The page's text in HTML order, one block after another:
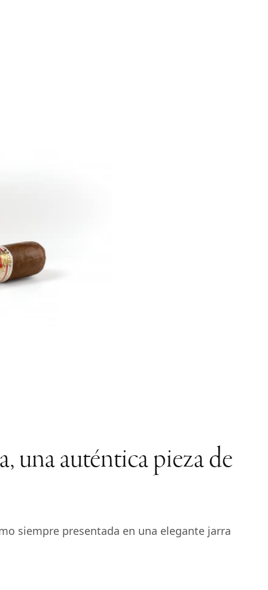
una auténtica pieza de
siempre presentada en una elegante jarra